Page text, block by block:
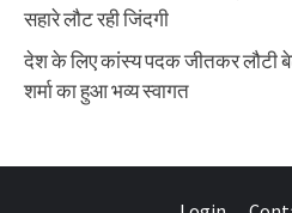
सहारे लौट रही जिंदगी
देश के लिए कांस्य पदक जीतकर लौटी
शर्मा का हुआ भव्य स्वागत